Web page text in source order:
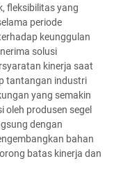
fleksibilitas yang
periode
keunggulan
solusi
kinerja saat
tantangan industri
yang semakin
produsen segel
dengan
bahan
batas kinerja dan